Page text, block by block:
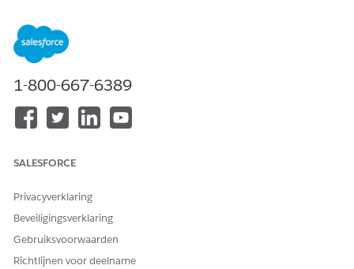
Beschikbaar in:
Edition waarin Financial Services Cloud is ingeschakeld
Services Cloud.
gebruikers, omvatten:
Customer Community Plus Login-gebruiker
Customer Community Plus-gebruiker
Customer Community-gebruiker
Geef vanuit Set-upProfiel
1-800-667-6389
SALESFORCE
Privacyverklaring
Beveiligingsverklaring
Gebruiksvoorwaarden
Richtlijnen voor deelname